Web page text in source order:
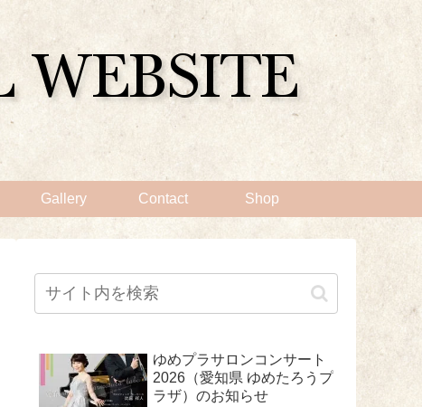
Gallery Contact Shop
ゆめプラサロンコンサート
2026（愛知県 ゆめたろうプ
ラザ）のお知らせ